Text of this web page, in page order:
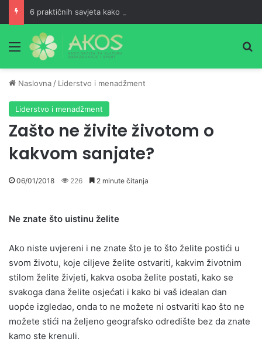
6 praktičnih savjeta kako postati ranoranilac
Meni
Naslovna / Liderstvo i menadžment
Liderstvo i menadžment
Zašto ne živite životom o
kakvom sanjate?
06/01/2018 226 2 minute čitanja
Ne znate što uistinu želite
Ako niste uvjereni i ne znate što je to što želite postići u
svom životu, koje ciljeve želite ostvariti, kakvim životnim
stilom želite živjeti, kakva osoba želite postati, kako se
svakoga dana želite osjećati i kako bi vaš idealan dan
uopće izgledao, onda to ne možete ni ostvariti kao što ne
možete stići na željeno geografsko odredište bez da znate
kamo ste krenuli.